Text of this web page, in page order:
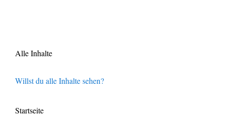
Alle Inhalte
Willst du alle Inhalte sehen?
Startseite